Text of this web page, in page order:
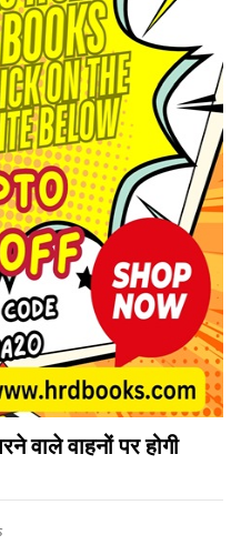
वाले वाहनों पर होगी